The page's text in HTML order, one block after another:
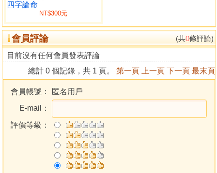
四字論命
NT$300元
會員評論 (共0條評論)
目前沒有任何會員發表評論
總計 0 個記錄，共 1 頁。 第一頁 上一頁 下一頁 最末頁
會員帳號：
匿名用戶
E-mail：
評價等級：